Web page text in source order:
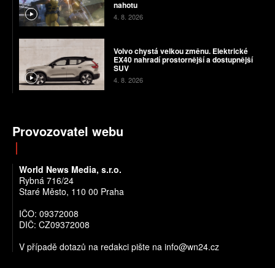
nahotu
4. 8. 2026
Volvo chystá velkou změnu. Elektrické
EX40 nahradí prostornější a dostupnější
SUV
4. 8. 2026
Provozovatel webu
World News Media, s.r.o.
Rybná 716/24
Staré Město, 110 00 Praha
IČO: 09372008
DIČ: CZ09372008
V případě dotazů na redakci pište na info@wn24.cz